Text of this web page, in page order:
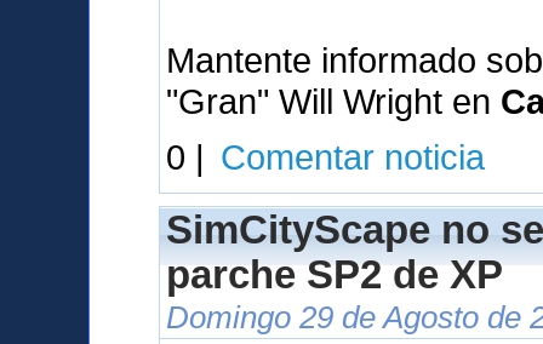
Mantente informado
"Gran" Will Wright en
0 | Comentar noticia
SimCityScape no
parche SP2 de XP
Domingo 29 de Agosto de